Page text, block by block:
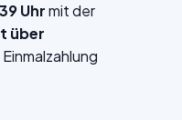
Uhrmit der
über